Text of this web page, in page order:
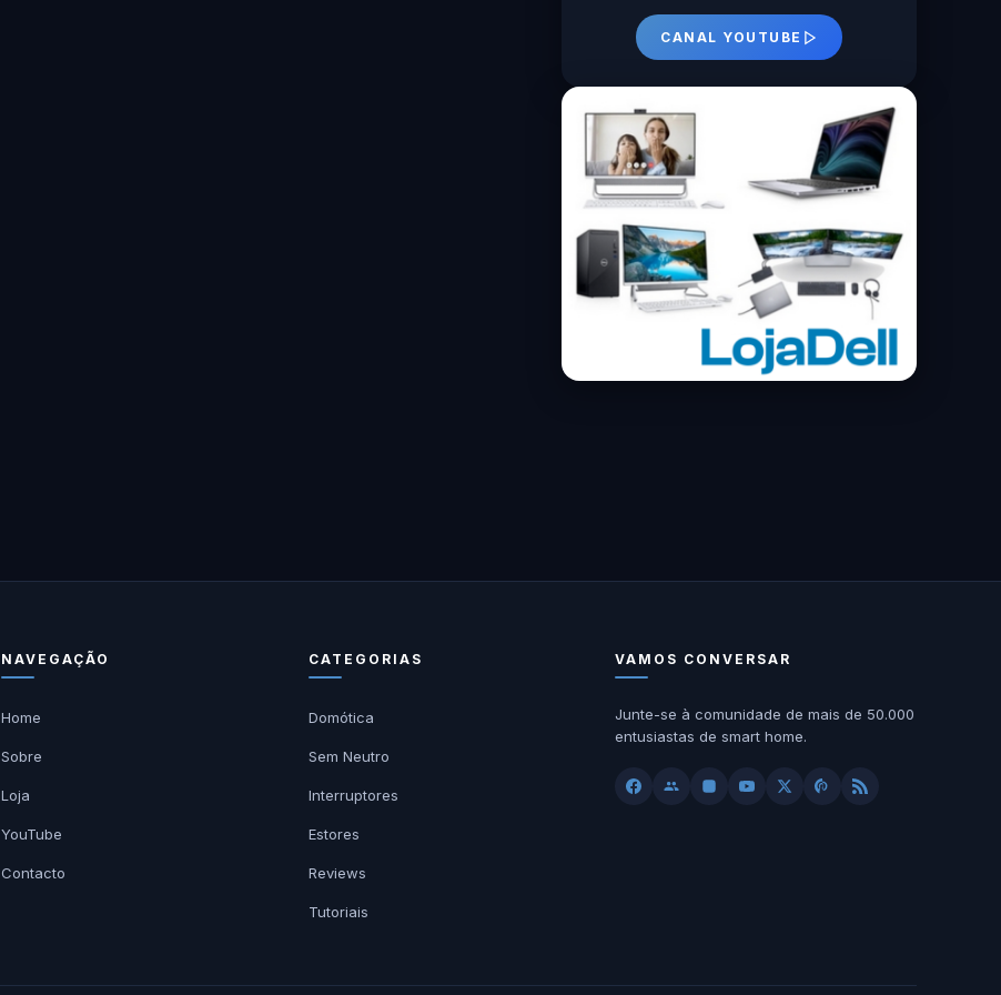
CANAL YOUTUBE
NAVEGAÇÃO
Home
Sobre
Loja
YouTube
Contacto
CATEGORIAS
Domótica
Sem Neutro
Interruptores
Estores
Reviews
Tutoriais
VAMOS CONVERSAR
Junte-se à comunidade de mais de 50.000
entusiastas de smart home.